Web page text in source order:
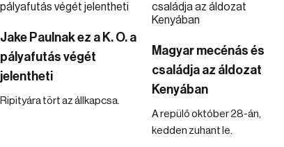
Jake Paulnak ez a K. O. a
pályafutás végét
jelentheti
Ripityára tört az állkapcsa.
Magyar mecénás és
családja az áldozat
Kenyában
A repülő október 28-án,
kedden zuhant le.